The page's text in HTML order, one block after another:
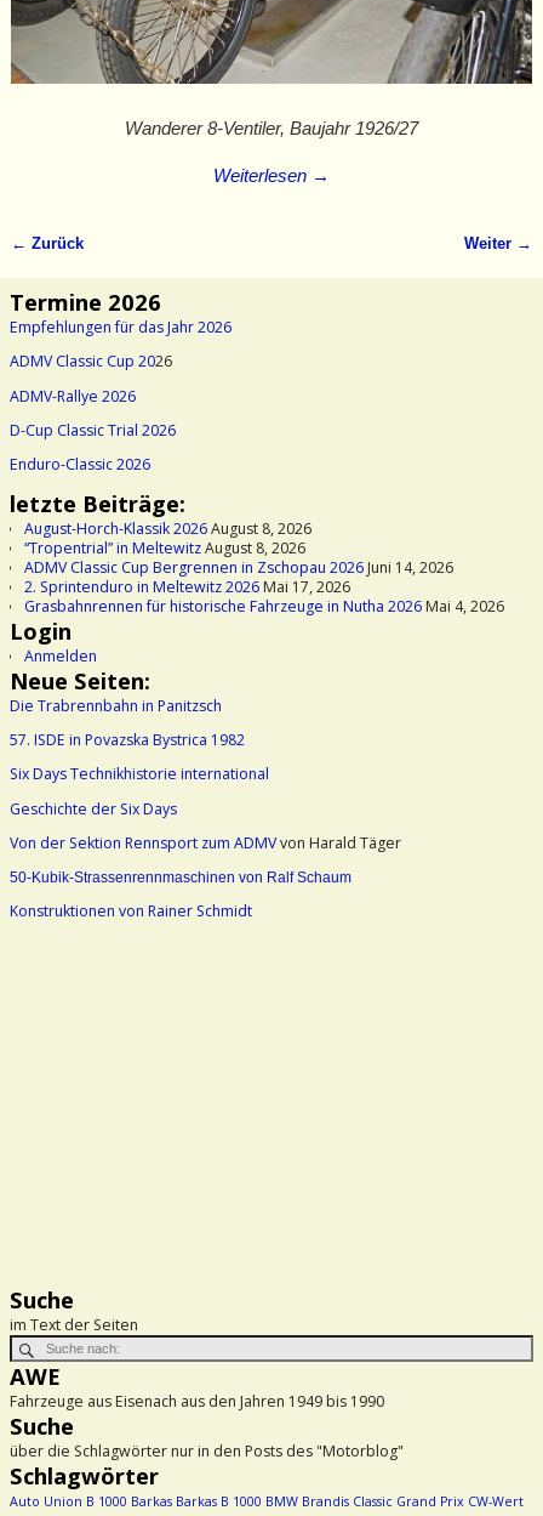
Wanderer 8-Ventiler, Baujahr 1926/27
Weiterlesen →
← Zurück Weiter →
Termine 2026
Empfehlungen für das Jahr 2026
ADMV Classic Cup 2026
ADMV-Rallye 2026
D-Cup Classic Trial 2026
Enduro-Classic 2026
letzte Beiträge:
August-Horch-Klassik 2026August 8, 2026
“Tropentrial” in MeltewitzAugust 8, 2026
ADMV Classic Cup Bergrennen in Zschopau 2026Juni 14, 2026
2. Sprintenduro in Meltewitz 2026Mai 17, 2026
Grasbahnrennen für historische Fahrzeuge in Nutha 2026Mai 4, 2026
Login
Anmelden
Neue Seiten:
Die Trabrennbahn in Panitzsch
57. ISDE in Povazska Bystrica 1982
Six Days Technikhistorie international
Geschichte der Six Days
Von der Sektion Rennsport zum ADMVvon Harald Täger
50-Kubik-Strassenrennmaschinen von Ralf Schaum
Konstruktionen von Rainer Schmidt
Suche
im Text der Seiten
AWE
Fahrzeuge aus Eisenach aus den Jahren 1949 bis 1990
Suche
über die Schlagwörter nur in den Posts des "Motorblog"
Schlagwörter
Auto Union B 1000 Barkas Barkas B 1000 BMW Brandis Classic Grand Prix CW-Wert